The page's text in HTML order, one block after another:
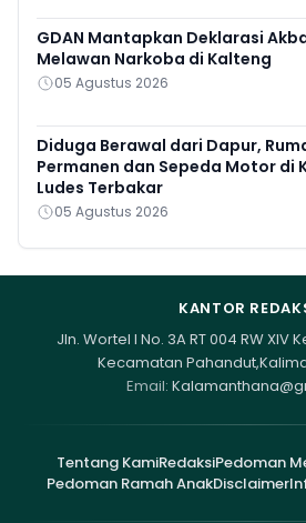
GDAN Mantapkan Deklarasi
Melawan Narkoba di Kalteng
05 Agustus 2026
Diduga Berawal dari Dapur,
Permanen dan Sepeda Motor di
Ludes Terbakar
05 Agustus 2026
KANTOR
Jln. Wortel I No. 3A RT 004 RW XIV
Kecamatan
Email:
Tentang KamiRedaksiPedoman
Pedoman Ramah AnakDisclaimer